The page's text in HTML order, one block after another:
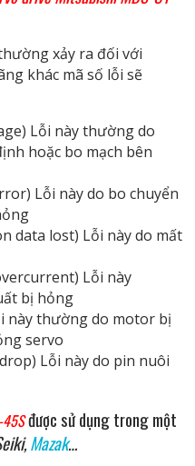
xảy ra đối với
khác mã số lỗi sẽ
Lỗi này thường do
hoặc bo mạch bên
Lỗi này do bo chuyển
data lost) Lỗi này do mất
Lỗi này
bị hỏng
này thường do motor bị
servo
Lỗi này do pin nuôi
45Sđược sử dụng trong một
Mazak…